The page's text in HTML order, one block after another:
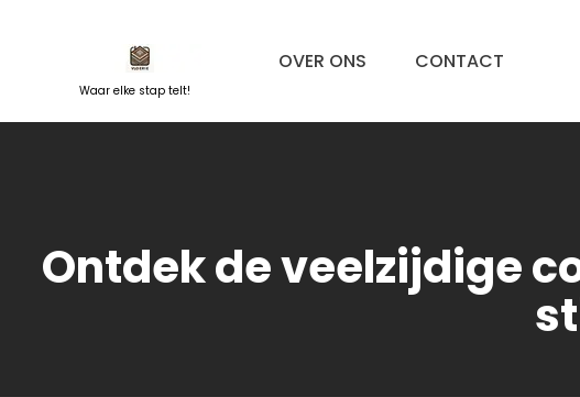
Waar elke stap telt!
OVER ONS CONTACT
Ontdek de veelzijdige